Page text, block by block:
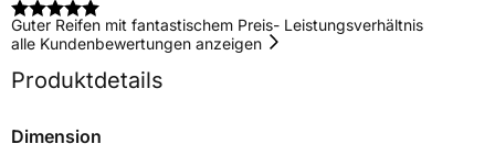
Guter Reifen mit fantastischem Preis- Leistungsverhältnis
alle Kundenbewertungen anzeigen
Produktdetails
Dimension